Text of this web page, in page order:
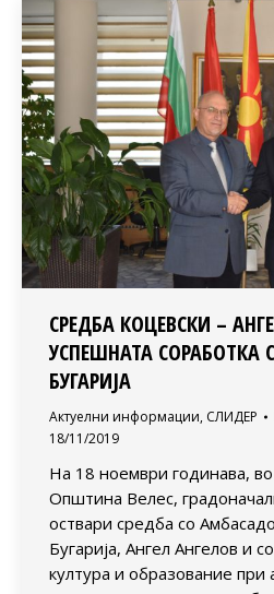
СРЕДБА КОЦЕВСКИ –
УСПЕШНАТА СОРАБОТКА
БУГАРИЈА
Актуелни информации, СЛИДЕР
18/11/2019
На 18 ноември годинава,
Општина Велес,
оствари средба со
Бугарија, Ангел Ангелов и
култура и образование при